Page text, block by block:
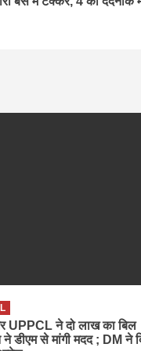
UPPCL ने दो लाख का बिल
ने डीएम से मांगी मदद ; DM ने